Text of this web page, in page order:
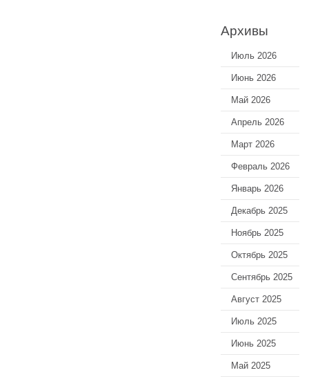
Архивы
Июль 2026
Июнь 2026
Май 2026
Апрель 2026
Март 2026
Февраль 2026
Январь 2026
Декабрь 2025
Ноябрь 2025
Октябрь 2025
Сентябрь 2025
Август 2025
Июль 2025
Июнь 2025
Май 2025